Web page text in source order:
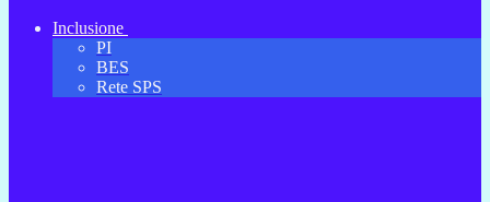
Inclusione
PI
BES
Rete SPS